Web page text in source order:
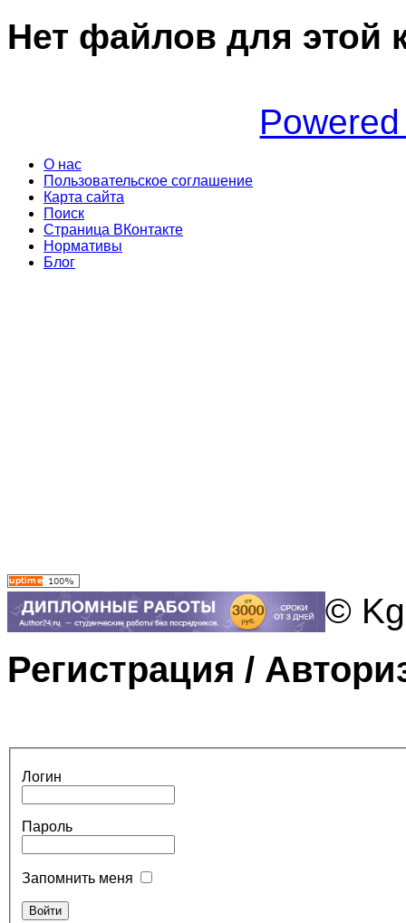
Нет файлов для этой
О нас
Пользовательское соглашение
Карта сайта
Поиск
Страница ВКонтакте
Нормативы
Блог
©
Регистрация /
Логин
Пароль
Запомнить меня